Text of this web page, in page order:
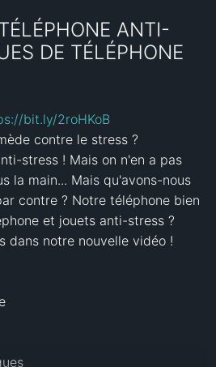
ANTI-
DE TÉLÉPHONE
bit.ly/2roHKoB
contre le stress ?
stress ! Mais on n'en a pas
la main... Mais qu'avons-nous
contre ? Notre téléphone bien
et jouets anti-stress ?
dans notre nouvelle vidéo !